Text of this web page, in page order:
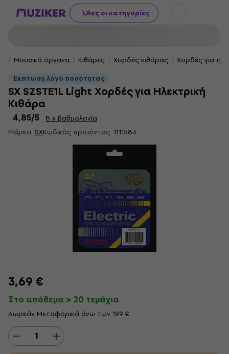
Όλες οι κατηγορίες
Μουσικά όργανα Κιθάρες Χορδές κιθάρας
Χορδές για
Έκπτωση λόγο ποσότητας
SX SZSTE1L Light Χορδές για Ηλεκτρική
Κιθάρα
4,85/5
8 x βαθμολογία
Μάρκα: SXΚωδικός προϊόντος: 1111584
3,69 €
Στο απόθεμα > 20 τεμάχια
Δωρεάν Μεταφορικά άνω των 199 €